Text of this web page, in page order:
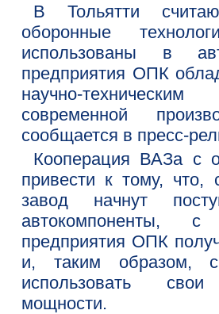
В Тольятти
оборонные
использованы в
предприятия ОПК
научно-
современной
сообщается в пресс-
Кооперация ВАЗа с
привести к тому,
завод начнут
автокомпоненты,
предприятия ОПК
и, таким образом,
использовать свои
мощности.